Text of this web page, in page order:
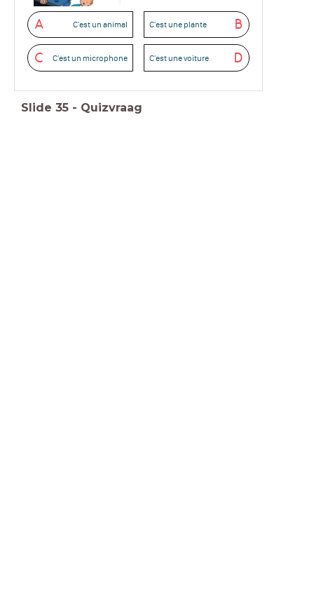
A C'est un animal B
C'est une plante
C C'est un microphone D
C'est une voiture
Slide 35 - Quizvraag